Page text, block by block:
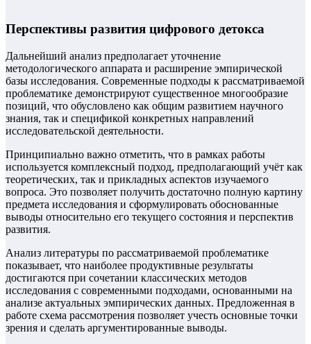
Перспективы развития цифрового детокса
Дальнейший анализ предполагает уточнение
методологического аппарата и расширение эмпирической
базы исследования. Современные подходы к рассматриваемой
проблематике демонстрируют существенное многообразие
позиций, что обусловлено как общим развитием научного
знания, так и спецификой конкретных направлений
исследовательской деятельности.
Принципиально важно отметить, что в рамках работы
используется комплексный подход, предполагающий учёт как
теоретических, так и прикладных аспектов изучаемого
вопроса. Это позволяет получить достаточно полную картину
предмета исследования и сформулировать обоснованные
выводы относительно его текущего состояния и перспектив
развития.
Анализ литературы по рассматриваемой проблематике
показывает, что наиболее продуктивные результаты
достигаются при сочетании классических методов
исследования с современными подходами, основанными на
анализе актуальных эмпирических данных. Предложенная в
работе схема рассмотрения позволяет учесть основные точки
зрения и сделать аргументированные выводы.